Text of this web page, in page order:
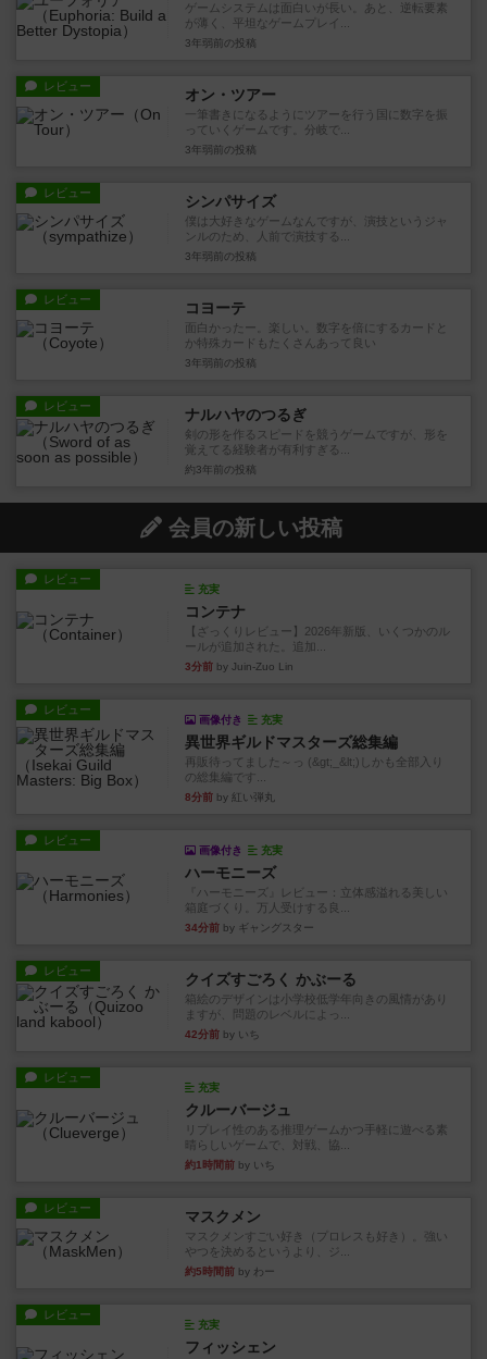
ゲームシステムは面白いが長い。あと、逆転要素
が薄く、平坦なゲームプレイ...
3年弱前 の投稿
レビュー オン・ツアー
一筆書きになるようにツアーを行う国に数字を振
っていくゲームです。分岐で...
3年弱前 の投稿
レビュー シンパサイズ
僕は大好きなゲームなんですが、演技というジャ
ンルのため、人前で演技する...
3年弱前 の投稿
レビュー コヨーテ
面白かったー。楽しい。数字を倍にするカードと
か特殊カードもたくさんあって良い
3年弱前 の投稿
レビュー ナルハヤのつるぎ
剣の形を作るスピードを競うゲームですが、形を
覚えてる経験者が有利すぎる...
約3年前 の投稿
会員の新しい投稿
レビュー
充実
コンテナ
【ざっくりレビュー】2026年新版、いくつかのル
ールが追加された。追加...
3分前 by Juin-Zuo Lin
レビュー
画像付き 充実
異世界ギルドマスターズ総集編
再販待ってました～っ (&gt;_&lt;)しかも全部入り
の総集編です...
8分前 by 紅い弾丸
レビュー
画像付き 充実
ハーモニーズ
『ハーモニーズ』レビュー：立体感溢れる美しい
箱庭づくり。万人受けする良...
34分前 by ギャングスター
レビュー クイズすごろく かぶーる
箱絵のデザインは小学校低学年向きの風情があり
ますが、問題のレベルによっ...
42分前 by いち
レビュー
充実
クルーバージュ
リプレイ性のある推理ゲームかつ手軽に遊べる素
晴らしいゲームで、対戦、協...
約1時間前 by いち
レビュー マスクメン
マスクメンすごい好き（プロレスも好き）。強い
やつを決めるというより、ジ...
約5時間前 by わー
レビュー
充実
フィッシェン